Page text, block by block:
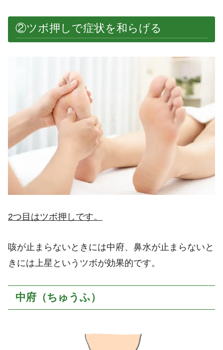
②ツボ押しで症状を和らげる
2つ目はツボ押しです。
咳が止まらないときには中府、鼻水が止まらないと
きには上星というツボが効果的です。
中府（ちゅうふ）